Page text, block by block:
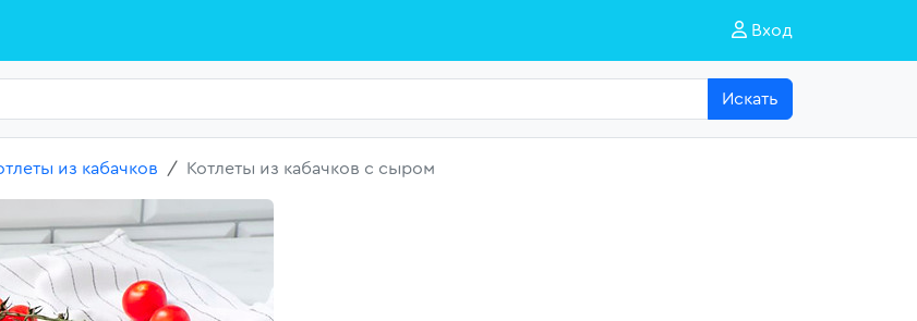
Вход
Искать
из кабачков Котлеты из кабачков с сыром